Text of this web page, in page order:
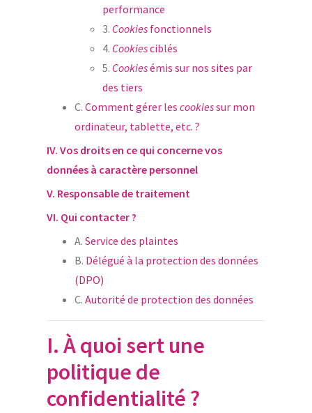
performance
3. Cookiesfonctionnels
4. Cookiesciblés
5. Cookiesémis sur nos sites par
des tiers
C. Comment gérer les cookiessur mon
ordinateur, tablette, etc. ?
IV. Vos droits en ce qui concerne vos
données à caractère personnel
V. Responsable de traitement
VI. Qui contacter ?
A. Service des plaintes
B. Délégué à la protection des données
(DPO)
C. Autorité de protection des données
I. À quoi sert une
politique de
confidentialité ?